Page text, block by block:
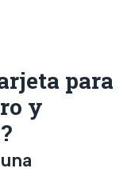
para
y